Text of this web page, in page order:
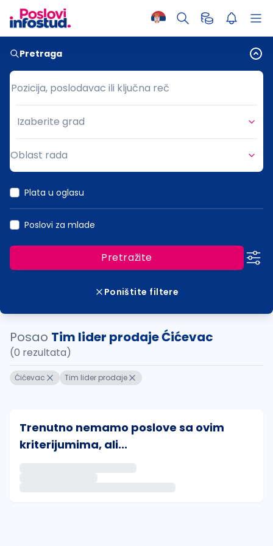
Pretraga
Pozicija, poslodavac ili ključna reč
Pozicija, poslodavac ili ključna reč
Grad
Izaberite grad
Oblast rada
Plata u oglasu
Poslovi za mlade
Pretražite
Poništite filtere
Posao Tim lider prodaje Ćićevac
(0 rezultata)
Ćićevac Tim lider prodaje
Trenutno nemamo poslove sa ovim
kriterijumima, ali...